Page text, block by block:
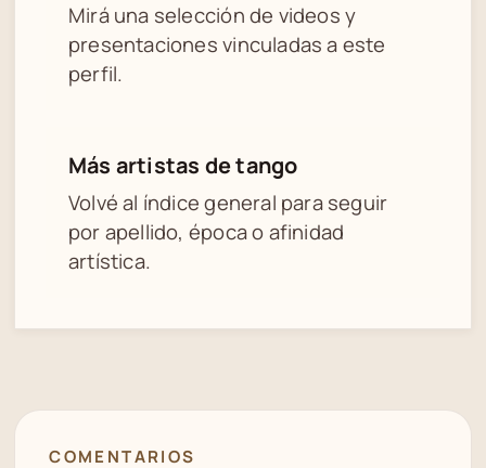
Mirá una selección de videos y
presentaciones vinculadas a este
perfil.
Más artistas de tango
Volvé al índice general para seguir
por apellido, época o afinidad
artística.
COMENTARIOS